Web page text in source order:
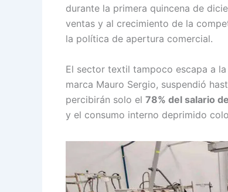
durante la primera quincena de
ventas y al crecimiento de la
la política de apertura comercial.
El sector textil tampoco escapa a
marca Mauro Sergio, suspendió
percibirán solo el 78% del salario
y el consumo interno deprimido